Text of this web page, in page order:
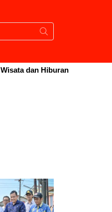
Wisata dan Hiburan